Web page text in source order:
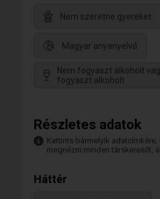
Nem szeretne gyereket
Magyar anyanyelvű
Nem fogyaszt alkoholt
fogyaszt alkoholt
Részletes adatok
Kattints bármelyik adatcímkére,
megnézni minden társkeresőt,
Háttér